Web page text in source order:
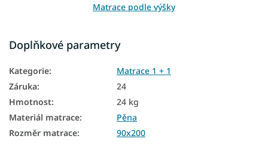
Matrace podle výšky
Matrace z PUR pěny
Matrace pro hosty
Podlahové matrace
Matrace na zem
Matrace podle tvrdosti
Doplňkové parametry
Kategorie:
Matrace 1 + 1
Záruka:
24
Hmotnost:
24 kg
Materiál matrace:
Pěna
Rozměr matrace:
90x200